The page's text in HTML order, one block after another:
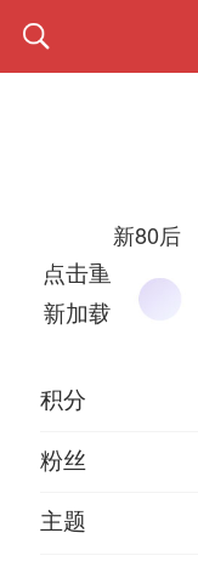
点击重
新加载
新80后
积分
粉丝
主题